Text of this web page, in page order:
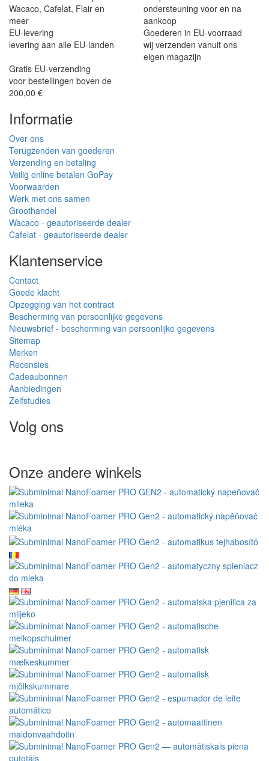
Wacaco, Cafelat, Flair en
meer
ondersteuning voor en na
aankoop
EU-levering
levering aan alle EU-landen
Goederen in EU-voorraad
wij verzenden vanuit ons
eigen magazijn
Gratis EU-verzending
voor bestellingen boven de
200,00 €
Informatie
Over ons
Terugzenden van goederen
Verzending en betaling
Veilig online betalen GoPay
Voorwaarden
Werk met ons samen
Groothandel
Wacaco - geautoriseerde dealer
Cafelat - geautoriseerde dealer
Klantenservice
Contact
Goede klacht
Opzegging van het contract
Bescherming van persoonlijke gegevens
Nieuwsbrief - bescherming van persoonlijke gegevens
Sitemap
Merken
Recensies
Cadeaubonnen
Aanbiedingen
Zelfstudies
Volg ons
Onze andere winkels